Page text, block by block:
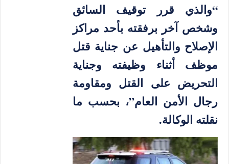
“والذي قرر توقيف السائق
وشخص آخر برفقته بأحد مراكز
الإصلاح والتأهيل عن جناية قتل
موظف أثناء وظيفته وجناية
التحريض على القتل ومقاومة
رجال الأمن العام”، بحسب ما
نقلته الوكالة.